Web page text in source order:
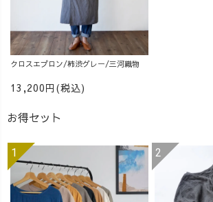
クロスエプロン/柿渋グレー/三河織物
13,200円(税込)
お得セット